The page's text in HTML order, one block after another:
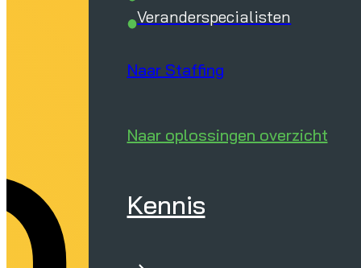
Veranderspecialisten
Naar Staffing
Naar oplossingen overzicht
Kennis